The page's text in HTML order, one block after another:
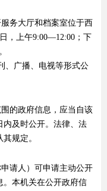
务大厅和档案室位于西
，上午9:00—12:00；下
广播、电视等形式公
的政府信息，应当自该
内及时公开。法律、法
规定。
请人）可申请主动公开
。本机关在公开政府信